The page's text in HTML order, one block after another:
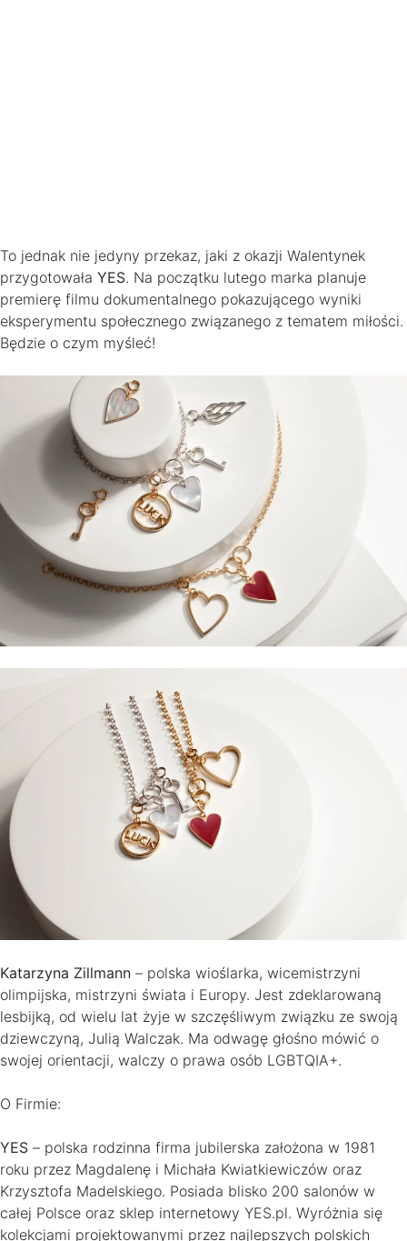
To jednak nie jedyny przekaz, jaki z okazji Walentynek
przygotowała YES. Na początku lutego marka planuje
premierę filmu dokumentalnego pokazującego wyniki
eksperymentu społecznego związanego z tematem miłości.
Będzie o czym myśleć!
Katarzyna Zillmann – polska wioślarka, wicemistrzyni
olimpijska, mistrzyni świata i Europy. Jest zdeklarowaną
lesbijką, od wielu lat żyje w szczęśliwym związku ze swoją
dziewczyną, Julią Walczak. Ma odwagę głośno mówić o
swojej orientacji, walczy o prawa osób LGBTQIA+.
O Firmie:
YES – polska rodzinna firma jubilerska założona w 1981
roku przez Magdalenę i Michała Kwiatkiewiczów oraz
Krzysztofa Madelskiego. Posiada blisko 200 salonów w
całej Polsce oraz sklep internetowy YES.pl. Wyróżnia się
kolekcjami projektowanymi przez najlepszych polskich